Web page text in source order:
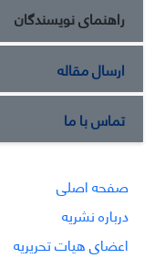
راهنمای نویسندگان
ارسال مقاله
تماس با ما
صفحه اصلی
درباره نشریه
اعضای هیات تحریریه